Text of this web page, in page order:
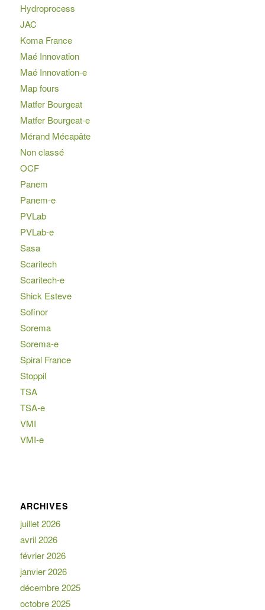
Hydroprocess
JAC
Koma France
Maé Innovation
Maé Innovation-e
Map fours
Matfer Bourgeat
Matfer Bourgeat-e
Mérand Mécapâte
Non classé
OCF
Panem
Panem-e
PVLab
PVLab-e
Sasa
Scaritech
Scaritech-e
Shick Esteve
Sofinor
Sorema
Sorema-e
Spiral France
Stoppil
TSA
TSA-e
VMI
VMI-e
ARCHIVES
juillet 2026
avril 2026
février 2026
janvier 2026
décembre 2025
octobre 2025